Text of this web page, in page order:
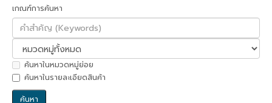
เกณฑ์การค้นหา
ค้นหาในหมวดหมู่ย่อย
ค้นหาในรายละเอียดสินค้า